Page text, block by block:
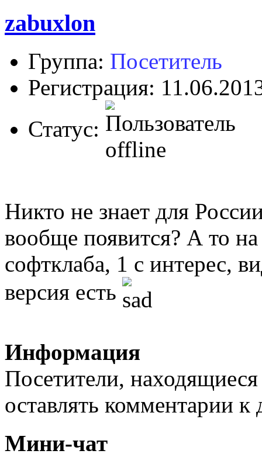
zabuxlon
Группа: Посетитель
Регистрация:
Статус:
Никто не знает для
вообще появится? А то
софтклаба, 1 с интерес,
версия есть
Информация
Посетители,
оставлять комментарии
Мини-чат